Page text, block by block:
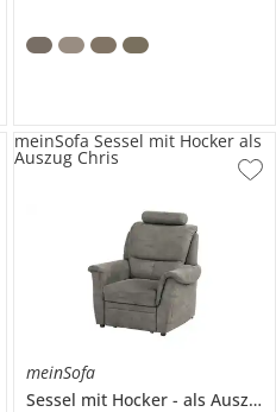
meinSofa
Sessel mit Hocker
als Auszug
meinSofa Sessel mit Hocker als
Auszug Chris